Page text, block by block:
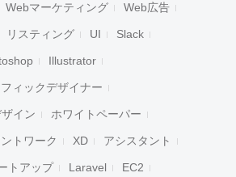
Webマーケティング Web広告
リスティング UI Slack
Illustrator
ィックデザイナー
イン ホワイトペーパー
トワーク XD アシスタント
トアップ Laravel EC2